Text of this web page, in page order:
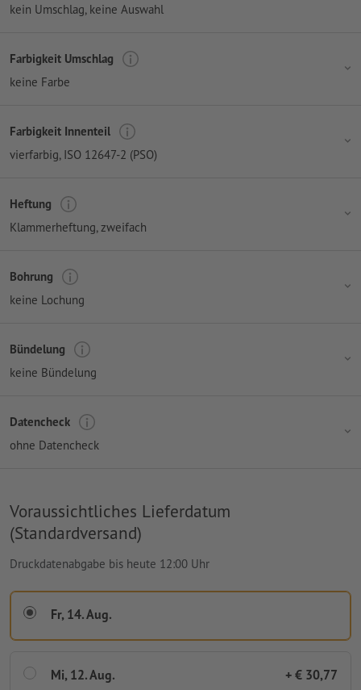
kein Umschlag, keine Auswahl
Farbigkeit Umschlag
keine Farbe
Farbigkeit Innenteil
vierfarbig, ISO 12647-2 (PSO)
Heftung
Klammerheftung, zweifach
Bohrung
keine Lochung
Bündelung
keine Bündelung
Datencheck
ohne Datencheck
Voraussichtliches Lieferdatum
(Standardversand)
Druckdatenabgabe bis heute 12:00 Uhr
Fr, 14. Aug.
Mi, 12. Aug. + € 30,77